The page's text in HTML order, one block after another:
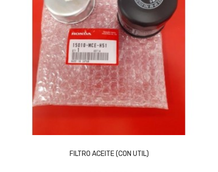
FILTRO ACEITE (CON UTIL)